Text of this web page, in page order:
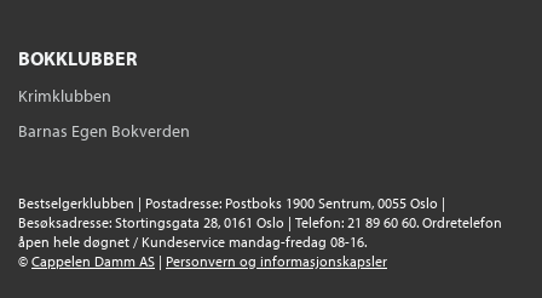
BOKKLUBBER
Krimklubben
Barnas Egen Bokverden
Bestselgerklubben | Postadresse: Postboks 1900 Sentrum, 0055 Oslo |
Besøksadresse: Stortingsgata 28, 0161 Oslo | Telefon: 21 89 60 60. Ordretelefon
åpen hele døgnet / Kundeservice mandag-fredag 08-16.
© Cappelen Damm AS | Personvern og informasjonskapsler